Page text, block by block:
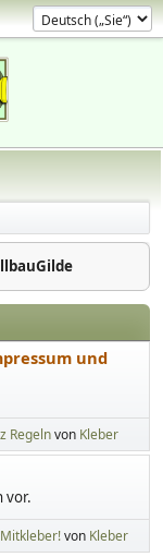
und
Regelnvon Kleber
vor.
von Kleber